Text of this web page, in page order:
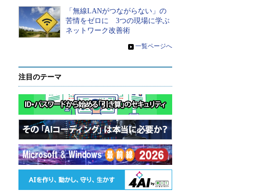
「無線LANがつながらない」の
苦情をゼロに 3つの現場に学ぶ
ネットワーク改善術
» 一覧ページへ
注目のテーマ